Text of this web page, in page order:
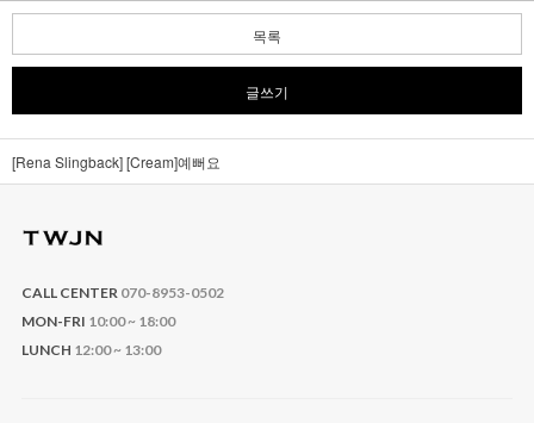
목록
글쓰기
[Rena Slingback][Cream]예뻐요
CALL CENTER 070-8953-0502
MON-FRI 10:00 ~ 18:00
LUNCH 12:00 ~ 13:00